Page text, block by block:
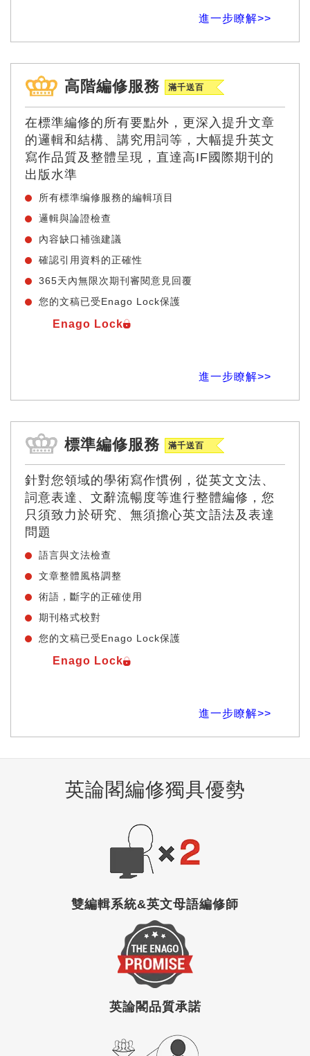
進一步瞭解>>
高階編修服務 滿千送百
在標準編修的所有要點外，更深入提升文章
的邏輯和結構、講究用詞等，大幅提升英文
寫作品質及整體呈現，直達高IF國際期刊的
出版水準
所有標準编修服務的編輯項目
邏輯與論證檢查
內容缺口補強建議
確認引用資料的正確性
365天內無限次期刊審閱意見回覆
您的文稿已受Enago Lock保護
Enago Lock
進一步瞭解>>
標準編修服務 滿千送百
針對您領域的學術寫作慣例，從英文文法、
詞意表達、文辭流暢度等進行整體編修，您
只須致力於研究、無須擔心英文語法及表達
問題
語言與文法檢查
文章整體風格調整
術語，斷字的正確使用
期刊格式校對
您的文稿已受Enago Lock保護
Enago Lock
進一步瞭解>>
英論閣編修獨具優勢
雙編輯系統&英文母語編修師
英論閣品質承諾